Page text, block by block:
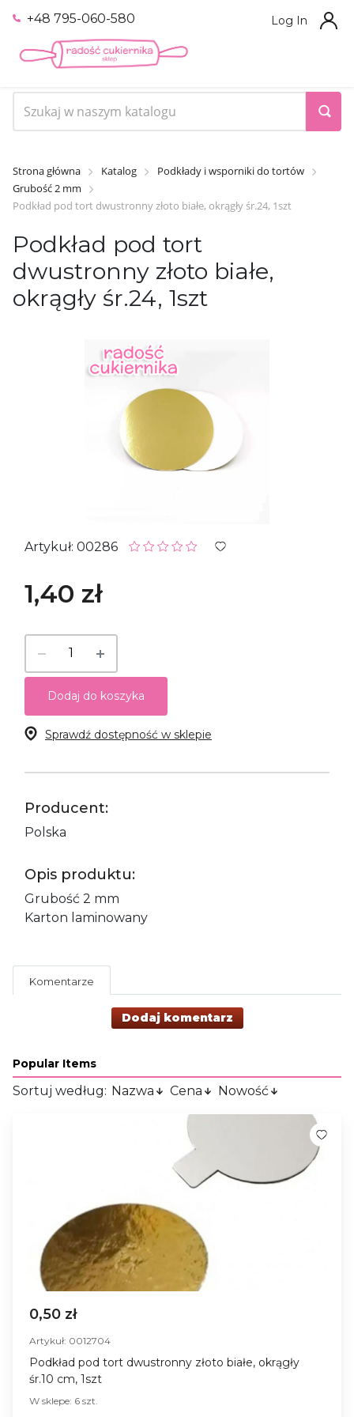
+48 795-060-580 Log In
Strona główna Katalog
Podkłady i wsporniki do tortów
Grubość 2 mm
Podkład pod tort dwustronny złoto białe, okrągły śr.24, 1szt
Podkład pod tort
dwustronny złoto białe,
okrągły śr.24, 1szt
Artykuł: 00286
1,40 zł
Dodaj do koszyka
Sprawdź dostępność w sklepie
Producent:
Polska
Opis produktu:
Grubość 2 mm
Karton laminowany
Komentarze
Dodaj komentarz
Popular Items
Sortuj według: Nazwa Cena Nowość
0,50 zł
Artykuł: 0012704
Podkład pod tort dwustronny złoto białe, okrągły
śr.10 cm, 1szt
W sklepe: 6 szt.